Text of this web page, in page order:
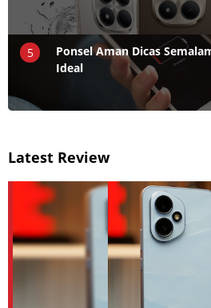
5
Ponsel Aman Dicas
Ideal
Latest Review